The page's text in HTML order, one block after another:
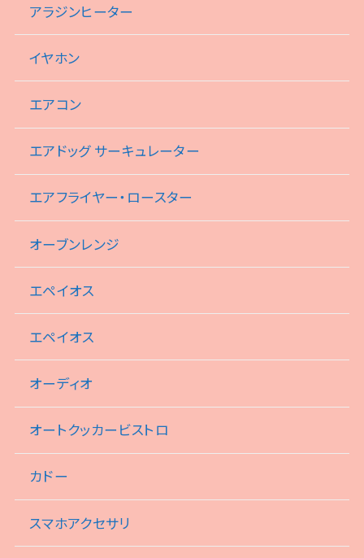
アラジンヒーター
イヤホン
エアコン
エアドッグ サーキュレーター
エアフライヤー・ロースター
オーブンレンジ
エペイオス
エペイオス
オーディオ
オートクッカービストロ
カドー
スマホアクセサリ